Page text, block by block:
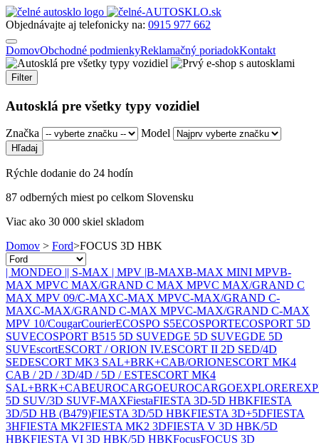
Objednávajte aj telefonicky na: 0915 977 662
DomovObchodné podmienkyReklamačný poriadokKontakt
Filter
Autosklá pre všetky typy vozidiel
Značka Model
Rýchle dodanie do 24 hodín
87 odberných miest po celkom Slovensku
Viac ako 30 000 skiel skladom
Domov > Ford>FOCUS 3D HBK
| MONDEO || S-MAX | MPV |B-MAXB-MAX MINI MPVB-
MAX MPVC MAX/GRAND C MAX MPVC MAX/GRAND C
MAX MPV 09/C-MAXC-MAX MPVC-MAX/GRAND C-
MAXC-MAX/GRAND C-MAX MPVC-MAX/GRAND C-MAX
MPV 10/CougarCourierECOSPO S5ECOSPORTECOSPORT 5D
SUVECOSPORT B515 5D SUVEDGE 5D SUVEGDE 5D
SUVEscortESCORT / ORION IV.ESCORT II 2D SED/4D
SEDESCORT MK3 SAL+BRK+CAB/ORIONESCORT MK4
CAB / 2D / 3D/4D / 5D / ESTESCORT MK4
SAL+BRK+CABEUROCARGOEUROCARGOEXPLORER
5D SUV/3D SUVF-MAXFiestaFIESTA 3D-5D HBKFIESTA
3D/5D HB (B479)FIESTA 3D/5D HBKFIESTA 3D+5DFIESTA
3HFIESTA MK2FIESTA MK2 3DFIESTA V 3D HBK/5D
HBKFIESTA VI 3D HBK/5D HBKFocusFOCUS 3D